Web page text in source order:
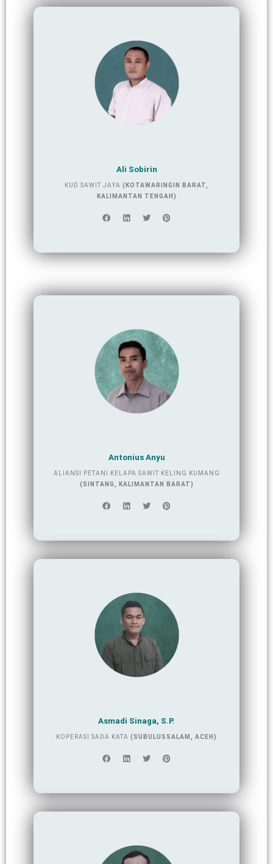
Ali Sobirin
KUD SAWIT JAYA (KOTAWARINGIN BARAT,
KALIMANTAN TENGAH)
Antonius Anyu
ALIANSI PETANI KELAPA SAWIT KELING KUMANG
(SINTANG, KALIMANTAN BARAT)
Asmadi Sinaga, S.P.
KOPERASI SADA KATA (SUBULUSSALAM, ACEH)